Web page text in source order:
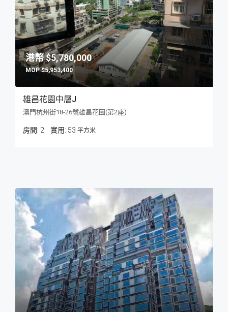
$5,780,000
$5,953,400
雄昌花園中層J
澳門杭州街18-26號雄昌花園(第2座)
房間: 2 53 平方米